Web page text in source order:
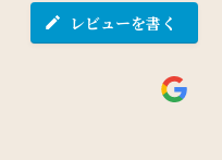
レビューを書く